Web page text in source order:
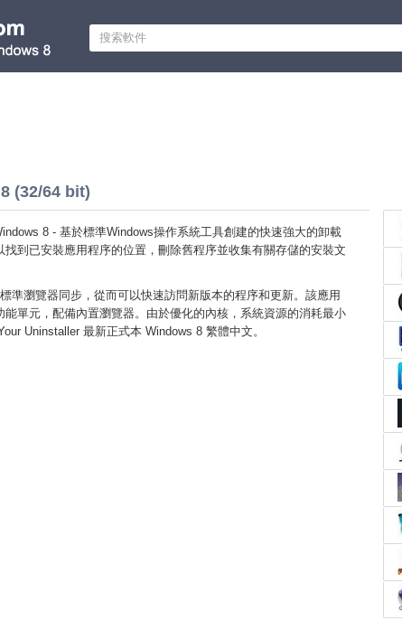
(32/64 bit)
8 - 基於標準Windows操作系統工具創建的快速強大的卸載
找到已安裝應用程序的位置，刪除舊程序並收集有關存儲的安裝文
準瀏覽器同步，從而可以快速訪問新版本的程序和更新。該應用
能單元，配備內置瀏覽器。由於優化的內核，系統資源的消耗最小
Uninstaller 最新正式本 Windows 8 繁體中文。